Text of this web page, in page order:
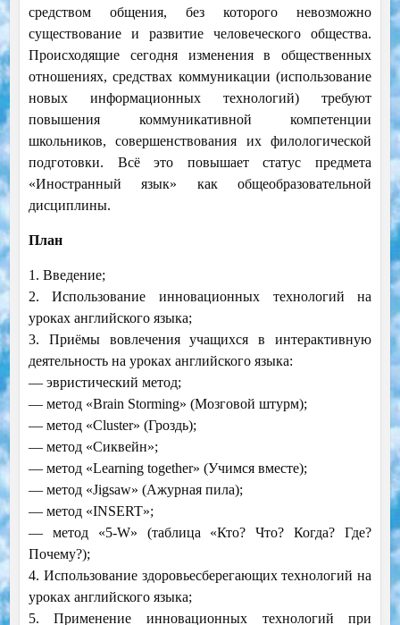
средством общения, без которого невозможно
существование и развитие человеческого общества.
Происходящие сегодня изменения в общественных
отношениях, средствах коммуникации (использование
новых информационных технологий) требуют
повышения коммуникативной компетенции
школьников, совершенствования их филологической
подготовки. Всё это повышает статус предмета
«Иностранный язык» как общеобразовательной
дисциплины.
План
1. Введение;
2. Использование инновационных технологий на
уроках английского языка;
3. Приёмы вовлечения учащихся в интерактивную
деятельность на уроках английского языка:
— эвристический метод;
— метод «Brain Storming» (Мозговой штурм);
— метод «Cluster» (Гроздь);
— метод «Сиквейн»;
— метод «Learning together» (Учимся вместе);
— метод «Jigsaw» (Ажурная пила);
— метод «INSERT»;
— метод «5-W» (таблица «Кто? Что? Когда? Где?
Почему?);
4. Использование здоровьесберегающих технологий на
уроках английского языка;
5. Применение инновационных технологий при